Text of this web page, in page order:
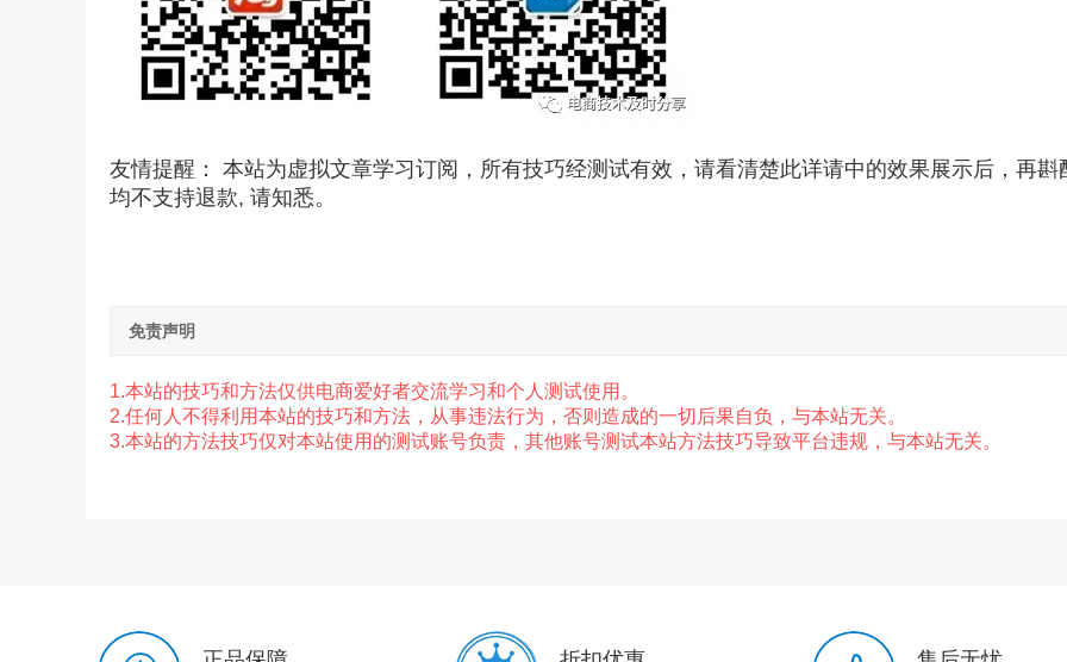
友情提醒： 本站为虚拟文章学习订阅，所有技巧经测试有效，请看清楚此详请中的效果展示后，再
均不支持退款, 请知悉。
免责声明
1.本站的技巧和方法仅供电商爱好者交流学习和个人测试使用。
2.任何人不得利用本站的技巧和方法，从事违法行为，否则造成的一切后果自负，与本站无关。
3.本站的方法技巧仅对本站使用的测试账号负责，其他账号测试本站方法技巧导致平台违规，与本站无关。